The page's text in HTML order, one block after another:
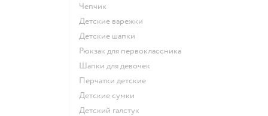
Чепчик
Детские варежки
Детские шапки
Рюкзак для первоклассника
Шапки для девочек
Перчатки детские
Детские сумки
Детский галстук